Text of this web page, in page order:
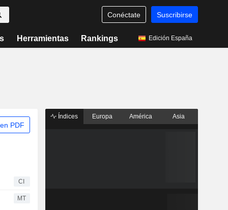
Conéctate Suscribirse
Herramientas Rankings Edición España
PDF
CI
MT
Índices Europa América Asia